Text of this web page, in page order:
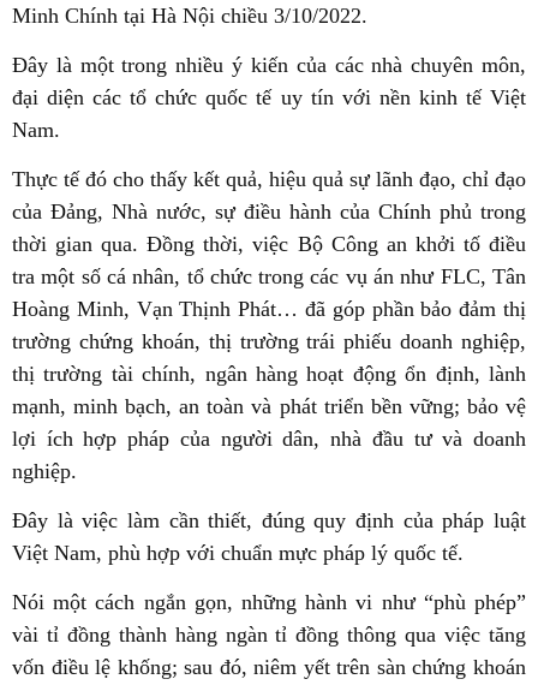
Minh Chính tại Hà Nội chiều 3/10/2022.
Đây là một trong nhiều ý kiến của các nhà chuyên môn,
đại diện các tổ chức quốc tế uy tín với nền kinh tế Việt
Nam.
Thực tế đó cho thấy kết quả, hiệu quả sự lãnh đạo, chỉ đạo
của Đảng, Nhà nước, sự điều hành của Chính phủ trong
thời gian qua. Đồng thời, việc Bộ Công an khởi tố điều
tra một số cá nhân, tổ chức trong các vụ án như FLC, Tân
Hoàng Minh, Vạn Thịnh Phát… đã góp phần bảo đảm thị
trường chứng khoán, thị trường trái phiếu doanh nghiệp,
thị trường tài chính, ngân hàng hoạt động ổn định, lành
mạnh, minh bạch, an toàn và phát triển bền vững; bảo vệ
lợi ích hợp pháp của người dân, nhà đầu tư và doanh
nghiệp.
Đây là việc làm cần thiết, đúng quy định của pháp luật
Việt Nam, phù hợp với chuẩn mực pháp lý quốc tế.
Nói một cách ngắn gọn, những hành vi như “phù phép”
vài tỉ đồng thành hàng ngàn tỉ đồng thông qua việc tăng
vốn điều lệ khống; sau đó, niêm yết trên sàn chứng khoán